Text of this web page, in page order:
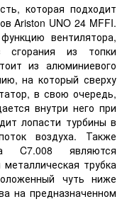
которая подходит
Ariston UNO 24 MFFI.
вентилятора,
сгорания из топки
из алюминиевого
на который сверху
в свою очередь,
внутри него при
лопасти турбины в
воздуха. Также
C7.008 являются
трубка
чуть ниже
на предназначенном